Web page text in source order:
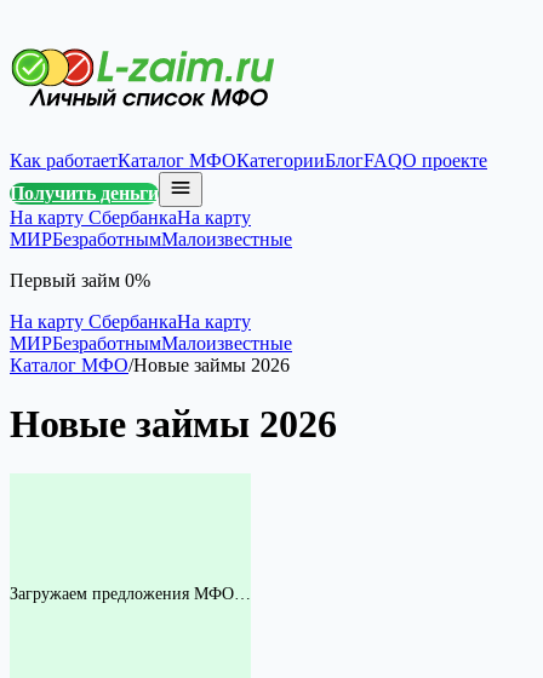
Как работаетКаталог МФОКатегорииБлогFAQО проекте
Получить деньги
На карту СбербанкаНа карту
МИРБезработнымМалоизвестные
Первый займ 0%
На карту СбербанкаНа карту
МИРБезработнымМалоизвестные
Каталог МФО/Новые займы 2026
Новые займы 2026
Загружаем предложения МФО…